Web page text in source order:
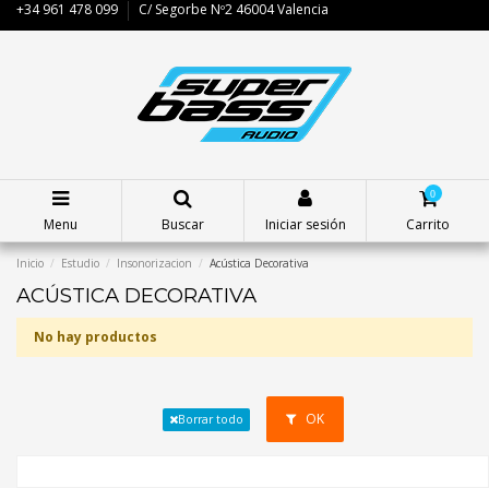
+34 961 478 099 C/ Segorbe Nº2 46004 Valencia
Menu Buscar Iniciar sesión
0
Carrito
Inicio Estudio Insonorizacion Acústica Decorativa
ACÚSTICA DECORATIVA
No hay productos
Borrar todo OK